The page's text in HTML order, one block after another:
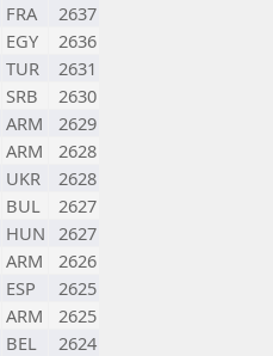
FRA
2637
EGY
2636
TUR
2631
SRB
2630
ARM
2629
ARM
2628
UKR
2628
BUL
2627
HUN 2627
ARM
2626
ESP
2625
ARM
2625
BEL
2624